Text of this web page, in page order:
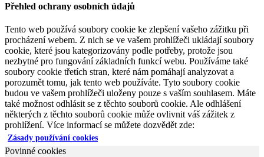
Přehled ochrany osobních údajů
Tento web používá soubory cookie ke zlepšení vašeho zážitku při
procházení webem. Z nich se ve vašem prohlížeči ukládají soubory
cookie, které jsou kategorizovány podle potřeby, protože jsou
nezbytné pro fungování základních funkcí webu. Používáme také
soubory cookie třetích stran, které nám pomáhají analyzovat a
porozumět tomu, jak tento web používáte. Tyto soubory cookie
budou ve vašem prohlížeči uloženy pouze s vaším souhlasem. Máte
také možnost odhlásit se z těchto souborů cookie. Ale odhlášení
některých z těchto souborů cookie může ovlivnit váš zážitek z
prohlížení. Více informací se můžete dozvědět zde:
Zásady používání cookies
Povinné cookies